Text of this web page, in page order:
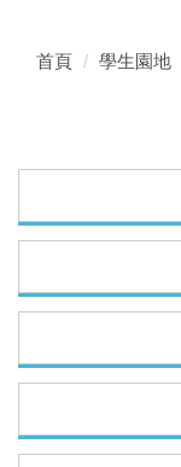
首頁 學生園地